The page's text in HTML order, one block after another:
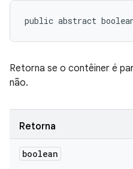
public abstract
Retorna se o contêiner é
não.
Retorna
boolean